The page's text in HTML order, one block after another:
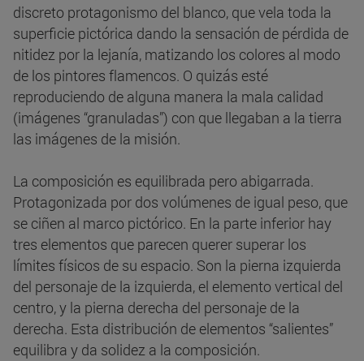
discreto protagonismo del blanco, que vela toda la
superficie pictórica dando la sensación de pérdida de
nitidez por la lejanía, matizando los colores al modo
de los pintores flamencos. O quizás esté
reproduciendo de alguna manera la mala calidad
(imágenes “granuladas”) con que llegaban a la tierra
las imágenes de la misión.
La composición es equilibrada pero abigarrada.
Protagonizada por dos volúmenes de igual peso, que
se ciñen al marco pictórico. En la parte inferior hay
tres elementos que parecen querer superar los
límites físicos de su espacio. Son la pierna izquierda
del personaje de la izquierda, el elemento vertical del
centro, y la pierna derecha del personaje de la
derecha. Esta distribución de elementos “salientes”
equilibra y da solidez a la composición.